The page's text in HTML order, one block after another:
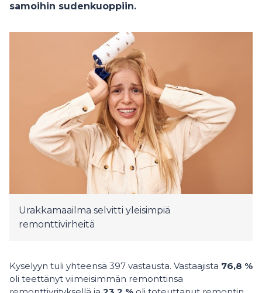
samoihin sudenkuoppiin.
Urakkamaailma selvitti yleisimpiä
remonttivirheitä
Kyselyyn tuli yhteensä 397 vastausta. Vastaajista 76,8 %
oli teettänyt viimeisimmän remonttinsa